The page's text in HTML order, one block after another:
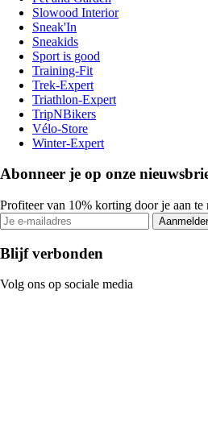
Slowood Interior
Sneak'In
Sneakids
Sport is good
Training-Fit
Trek-Expert
Triathlon-Expert
TripNBikers
Vélo-Store
Winter-Expert
Abonneer je op onze
Profiteer van 10% korting door je aan
Blijf verbonden
Volg ons op sociale media